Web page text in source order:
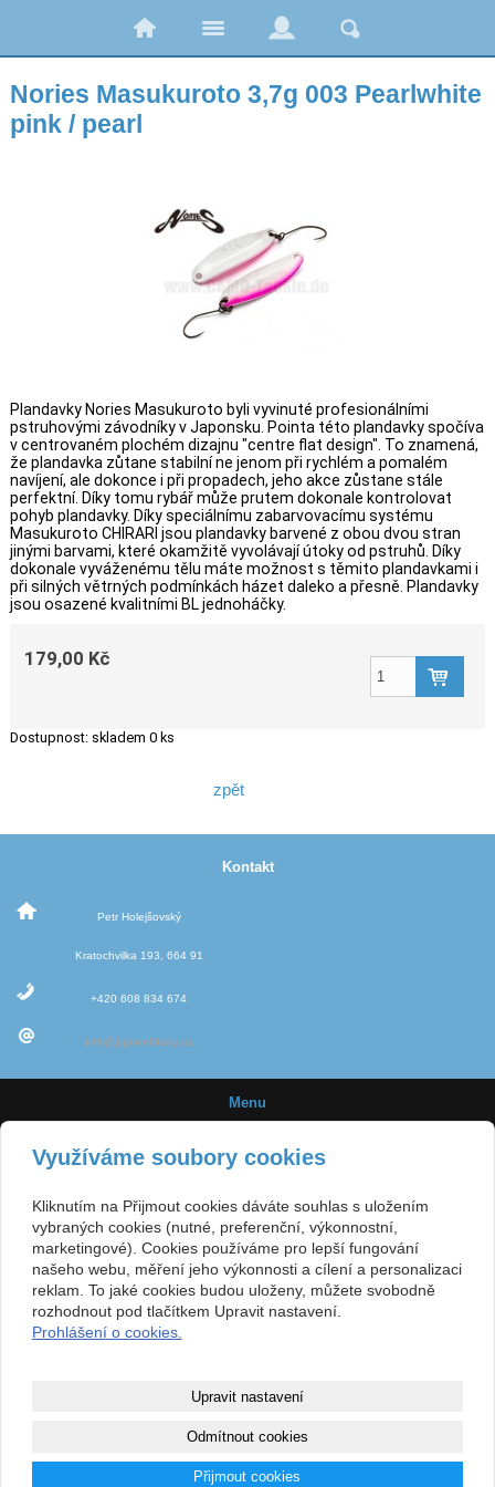
Nories Masukuroto 3,7g 003 Pearlwhite
pink / pearl
Plandavky Nories Masukuroto byli vyvinuté profesionálními
pstruhovými závodníky v Japonsku. Pointa této plandavky spočíva
v centrovaném plochém dizajnu "centre flat design". To znamená,
že plandavka zůtane stabilní ne jenom při rychlém a pomalém
navíjení, ale dokonce i při propadech, jeho akce zůstane stále
perfektní. Díky tomu rybář může prutem dokonale kontrolovat
pohyb plandavky. Díky speciálnímu zabarvovacímu systému
Masukuroto CHIRARI jsou plandavky barvené z obou dvou stran
jinými barvami, které okamžitě vyvolávají útoky od pstruhů. Díky
dokonale vyváženému tělu máte možnost s těmito plandavkami i
při silných větrných podmínkách házet daleko a přesně. Plandavky
jsou osazené kvalitními BL jednoháčky.
179,00 Kč
Dostupnost: skladem 0 ks
zpět
Kontakt
Petr Holejšovský
Kratochvilka 193, 664 91
+420 608 834 674
info@jigovehlavy.cz
Menu
Úvod
Jigové hlavičky
Velikost háčků
Využíváme soubory cookies
Kliknutím na Přijmout cookies dáváte souhlas s uložením
vybraných cookies (nutné, preferenční, výkonnostní,
marketingové). Cookies používáme pro lepší fungování
našeho webu, měření jeho výkonnosti a cílení a personalizaci
reklam. To jaké cookies budou uloženy, můžete svobodně
rozhodnout pod tlačítkem Upravit nastavení.
Prohlášení o cookies.
Upravit nastavení
Odmítnout cookies
Přijmout cookies